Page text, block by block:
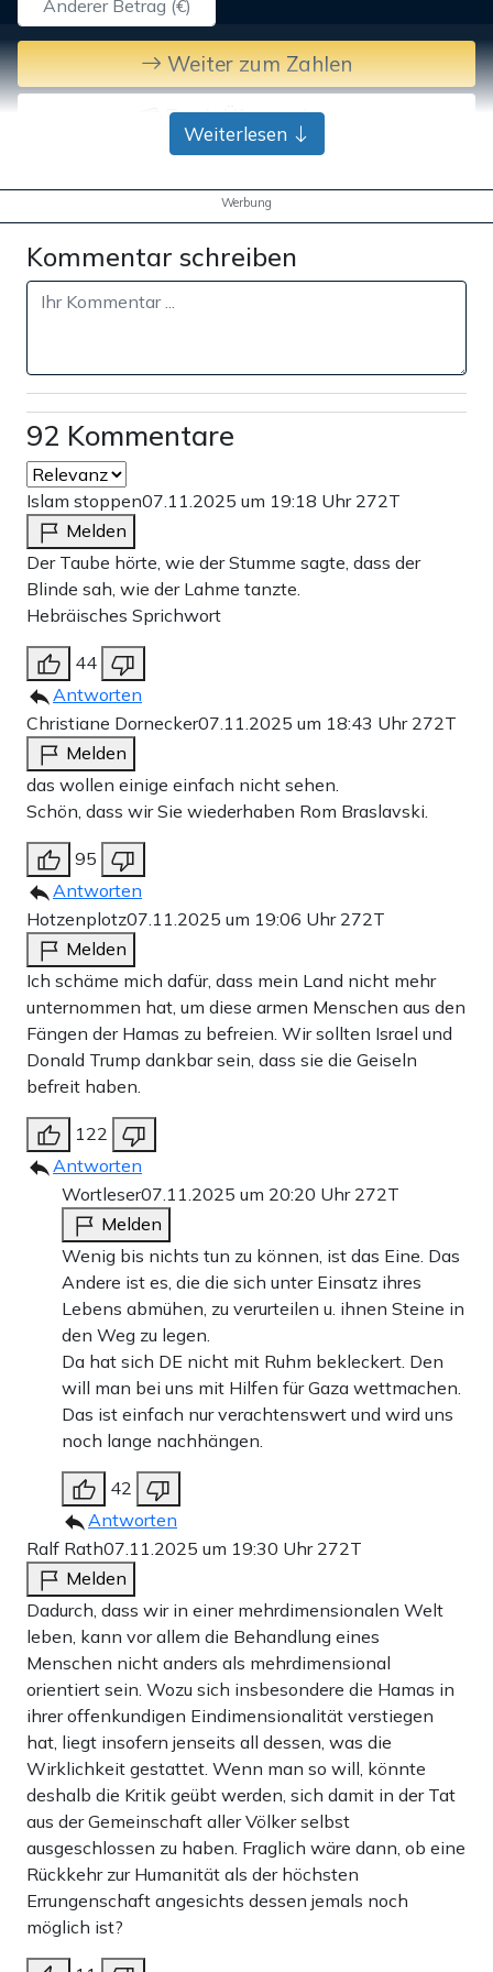
Weiter zum Zahlen
Bank-Überweisung
Weiterlesen
Werbung
Kommentar schreiben
92 Kommentare
Islam stoppen07.11.2025 um 19:18 Uhr 272T
Melden
Der Taube hörte, wie der Stumme sagte, dass der
Blinde sah, wie der Lahme tanzte.
Hebräisches Sprichwort
44
Antworten
Christiane Dornecker07.11.2025 um 18:43 Uhr 272T
Melden
das wollen einige einfach nicht sehen.
Schön, dass wir Sie wiederhaben Rom Braslavski.
95
Antworten
Hotzenplotz07.11.2025 um 19:06 Uhr 272T
Melden
Ich schäme mich dafür, dass mein Land nicht mehr
unternommen hat, um diese armen Menschen aus den
Fängen der Hamas zu befreien. Wir sollten Israel und
Donald Trump dankbar sein, dass sie die Geiseln
befreit haben.
122
Antworten
Wortleser07.11.2025 um 20:20 Uhr 272T
Melden
Wenig bis nichts tun zu können, ist das Eine. Das
Andere ist es, die die sich unter Einsatz ihres
Lebens abmühen, zu verurteilen u. ihnen Steine in
den Weg zu legen.
Da hat sich DE nicht mit Ruhm bekleckert. Den
will man bei uns mit Hilfen für Gaza wettmachen.
Das ist einfach nur verachtenswert und wird uns
noch lange nachhängen.
42
Antworten
Ralf Rath07.11.2025 um 19:30 Uhr 272T
Melden
Dadurch, dass wir in einer mehrdimensionalen Welt
leben, kann vor allem die Behandlung eines
Menschen nicht anders als mehrdimensional
orientiert sein. Wozu sich insbesondere die Hamas in
ihrer offenkundigen Eindimensionalität verstiegen
hat, liegt insofern jenseits all dessen, was die
Wirklichkeit gestattet. Wenn man so will, könnte
deshalb die Kritik geübt werden, sich damit in der Tat
aus der Gemeinschaft aller Völker selbst
ausgeschlossen zu haben. Fraglich wäre dann, ob eine
Rückkehr zur Humanität als der höchsten
Errungenschaft angesichts dessen jemals noch
möglich ist?